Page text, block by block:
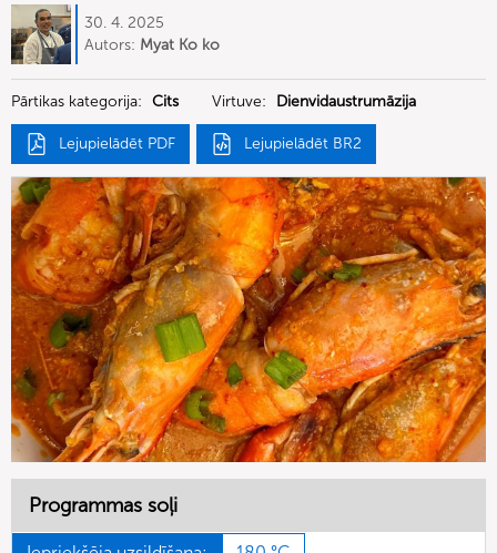
30. 4. 2025
Autors: Myat Ko ko
Pārtikas kategorija: Cits Virtuve: Dienvidaustrumāzija
Lejupielādēt PDF Lejupielādēt BR2
Programmas soļi